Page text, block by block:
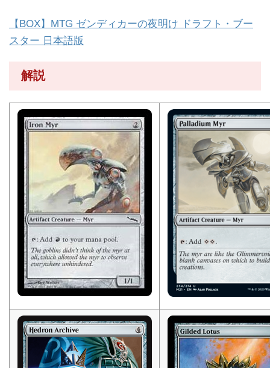
【BOX】MTG ゼンディカーの夜明け ドラフト・ブー
スター 日本語版
解説